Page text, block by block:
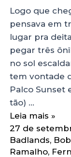
Logo que
pensava em
lugar pra
pegar três
no sol
tem vontade
Palco Sunset
tão) …
Leia mais »
27 de
Badlands,
Ramalho,